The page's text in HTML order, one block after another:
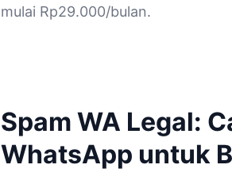
mulai Rp29.000/bulan.
Spam WA Legal:
WhatsApp untuk